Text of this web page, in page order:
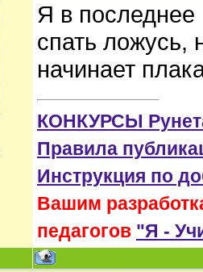
Я в последнее
спать ложусь,
начинает
КОНКУРСЫ
Правила
Инструкция по
Вашим
педагогов "Я -